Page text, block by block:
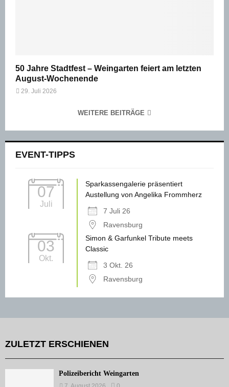
50 Jahre Stadtfest – Weingarten feiert am letzten
August-Wochenende
29. Juli 2026
WEITERE BEITRÄGE
EVENT-TIPPS
07
Juli
Sparkassengalerie präsentiert
Austellung von Angelika Frommherz
7 Juli 26
Ravensburg
03
Okt.
Simon & Garfunkel Tribute meets
Classic
3 Okt. 26
Ravensburg
ZULETZT ERSCHIENEN
Polizeibericht Weingarten